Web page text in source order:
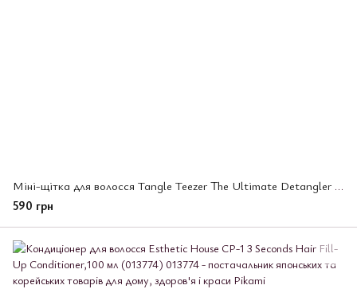
Міні-щітка для волосся Tangle Teezer The Ultimate Detangler Mini Millennial Pink (686844)
590 грн